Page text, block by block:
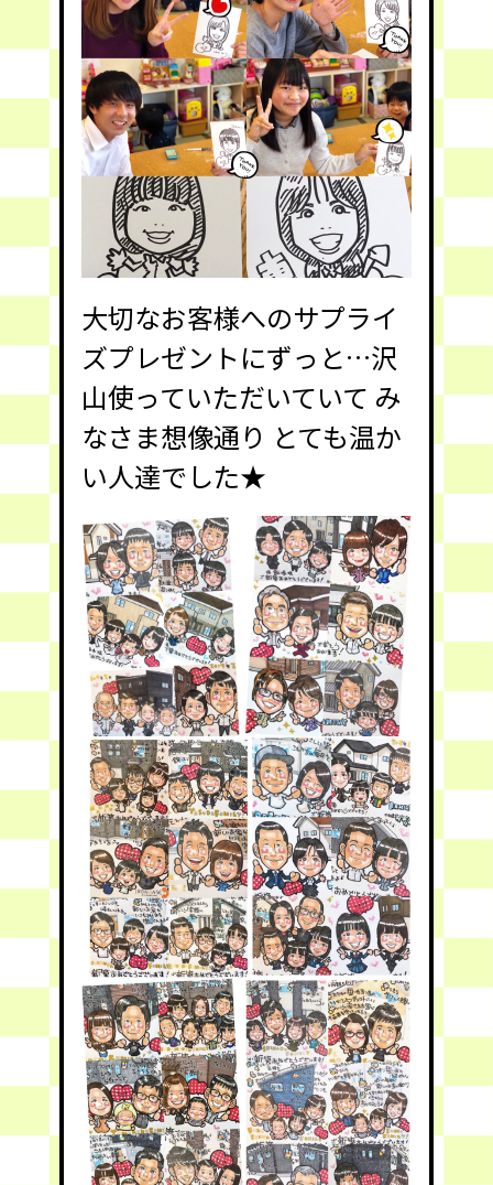
大切なお客様へのサプライ
ズプレゼントにずっと…沢
山使っていただいていて み
なさま想像通り とても温か
い人達でした★